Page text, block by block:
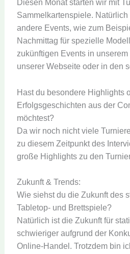
Diesen Monat starten wir mit
Sammelkartenspiele.
andere Events, wie zum
Nachmittag für spezielle
zukünftigen Events in
unserer Webseite oder in den
Hast du besondere Highlights
Erfolgsgeschichten aus der
möchtest?
Da wir noch nicht viele
zu diesem Zeitpunkt des
große Highlights zu den
Zukunft & Trends:
Wie siehst du die Zukunft des
Tabletop- und Brettspiele?
Natürlich ist die Zukunft für
schwieriger aufgrund der
Online-Handel. Trotzdem bin